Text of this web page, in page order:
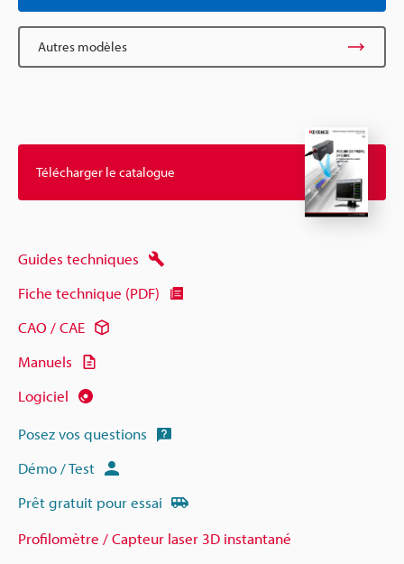
Autres modèles
Télécharger le catalogue
Guides techniques
Fiche technique (PDF)
CAO / CAE
Manuels
Logiciel
Posez vos questions
Démo / Test
Prêt gratuit pour essai
Profilomètre / Capteur laser 3D instantané